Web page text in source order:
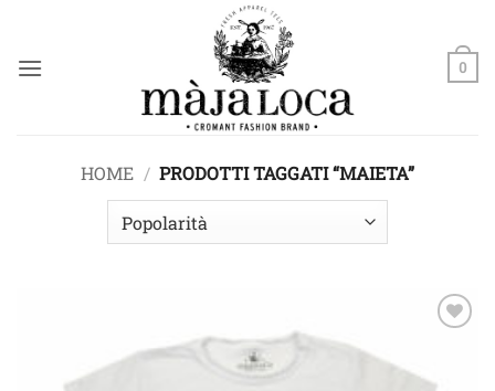
contenuti
0
HOME / PRODOTTI TAGGATI “MAIETA”